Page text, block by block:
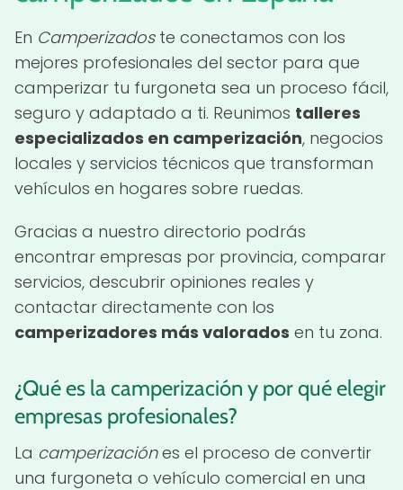
En Camperizadoste conectamos con los
mejores profesionales del sector para que
camperizar tu furgoneta sea un proceso fácil,
seguro y adaptado a ti. Reunimos talleres
especializados en camperización, negocios
locales y servicios técnicos que transforman
vehículos en hogares sobre ruedas.
Gracias a nuestro directorio podrás
encontrar empresas por provincia, comparar
servicios, descubrir opiniones reales y
contactar directamente con los
camperizadores más valorados en tu zona.
¿Qué es la camperización y por qué elegir
empresas profesionales?
La camperizaciónes el proceso de convertir
una furgoneta o vehículo comercial en una